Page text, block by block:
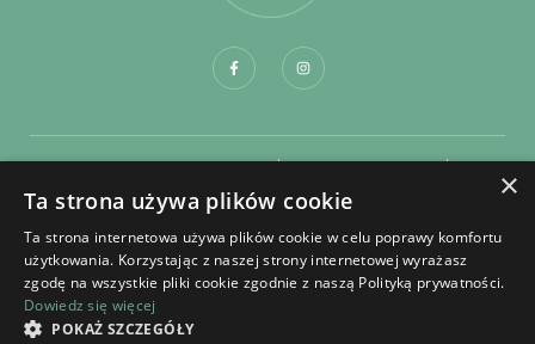
Regulamin składania zamówień na portrety
Regulamin zakładania konta
Polityka prywatności
×
Ta strona używa plików cookie
Ta strona internetowa używa plików cookie w celu poprawy komfortu
użytkowania. Korzystając z naszej strony internetowej wyrażasz
zgodę na wszystkie pliki cookie zgodnie z naszą Polityką prywatności.
Dowiedz się więcej
POKAŻ SZCZEGÓŁY